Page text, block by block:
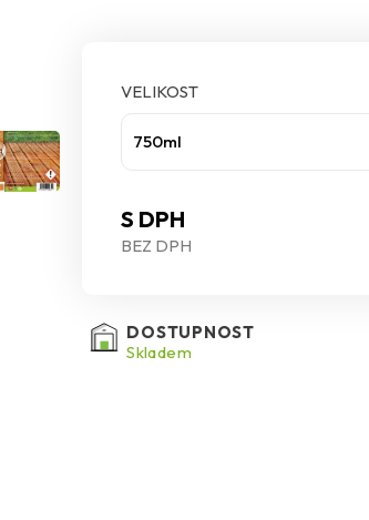
Dopřejte svému dřevu
VELIKOST
750ml
S DPH
BEZ DPH
DOSTUPNOST
Skladem